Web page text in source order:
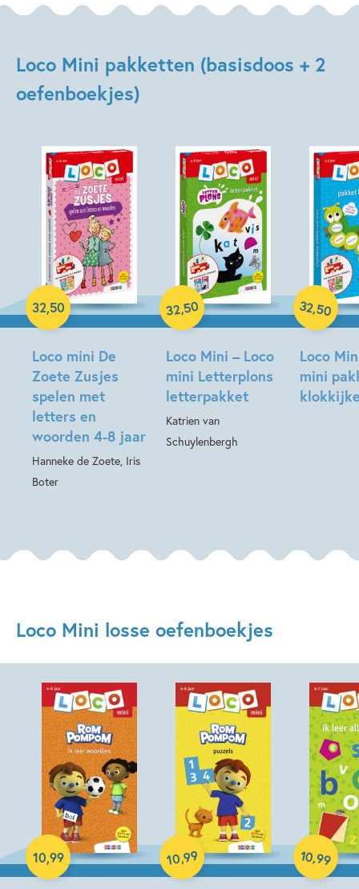
Loco Mini pakketten (basisdoos + 2
oefenboekjes)
Loco mini De
Zoete Zusjes
spelen met
letters en
woorden 4-8 jaar
Hanneke de Zoete, Iris
Boter
32,50
Paperback
Loco Mini – Loco
mini Letterplons
letterpakket
Katrien van
Schuylenbergh
32,50
Paperback
Loco
mini
32,50
Paperback
Loco Mini losse oefenboekjes
10,99
Paperback
10,99
Paperback
10,99
Paperback